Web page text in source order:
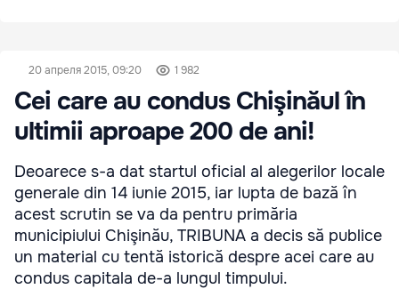
20 апреля 2015, 09:20 1 982
Cei care au condus Chişinăul în
ultimii aproape 200 de ani!
Deoarece s-a dat startul oficial al alegerilor locale
generale din 14 iunie 2015, iar lupta de bază în
acest scrutin se va da pentru primăria
municipiului Chişinău, TRIBUNA a decis să publice
un material cu tentă istorică despre acei care au
condus capitala de-a lungul timpului.